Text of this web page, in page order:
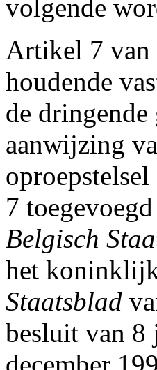
volgende
Artikel 7
houdende
de dringende
aanwijzing
oproepstelsel
7
Belgisch
het
Staatsblad
besluit van 8